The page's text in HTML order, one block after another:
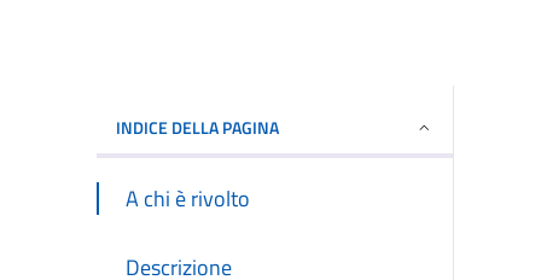
INDICE DELLA PAGINA
A chi è rivolto
Descrizione